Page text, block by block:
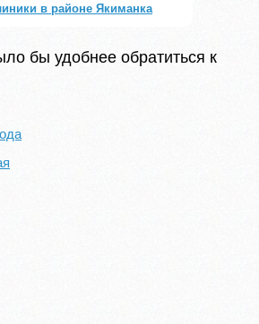
в районе Якиманка
бы удобнее обратиться к